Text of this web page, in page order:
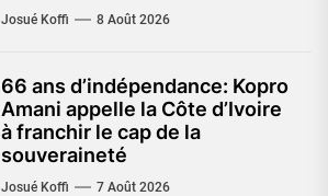
Josué Koffi 8 Août 2026
66 ans d’indépendance: Kopro
Amani appelle la Côte d’Ivoire
à franchir le cap de la
souveraineté
Josué Koffi 7 Août 2026